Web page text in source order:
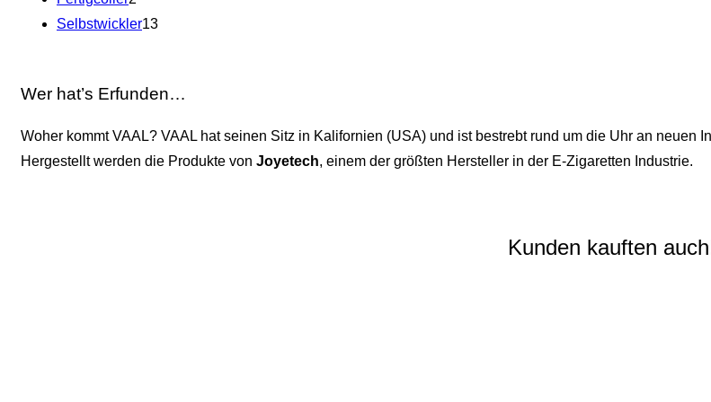
Selbstwickler13
Wer hat’s Erfunden…
Woher kommt VAAL? VAAL hat seinen Sitz in Kalifornien (USA) und ist bestrebt rund um die Uhr an
Hergestellt werden die Produkte von Joyetech, einem der größten Hersteller in der E-Zigaretten Industrie.
Kunden kauften